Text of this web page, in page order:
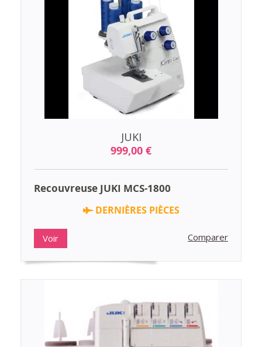
JUKI
999,00 €
Recouvreuse JUKI MCS-1800
DERNIÈRES PIÈCES
Voir Comparer